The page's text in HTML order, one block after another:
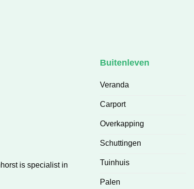
is specialist in
Buitenleven
Veranda
Carport
Overkapping
Schuttingen
Tuinhuis
Palen